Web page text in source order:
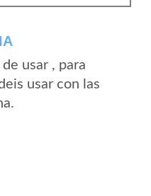
usar , para
usar con las